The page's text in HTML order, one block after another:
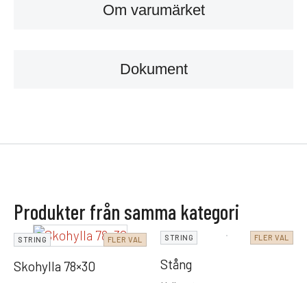
Om varumärket
Dokument
Produkter från samma kategori
STRING FLER VAL
Skohylla 78×30
STRING FLER VAL
Stång